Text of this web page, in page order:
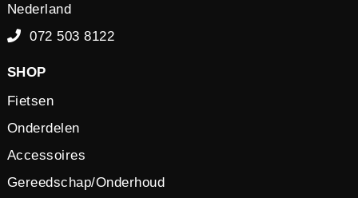
Nederland
072 503 8122
SHOP
Fietsen
Onderdelen
Accessoires
Gereedschap/Onderhoud